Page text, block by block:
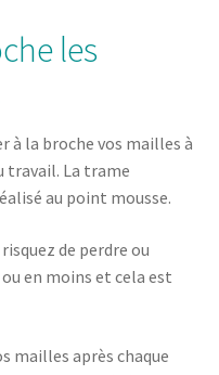
les
à la broche vos mailles à
travail. La trame
au point mousse.
de perdre ou
en moins et cela est
mailles après chaque